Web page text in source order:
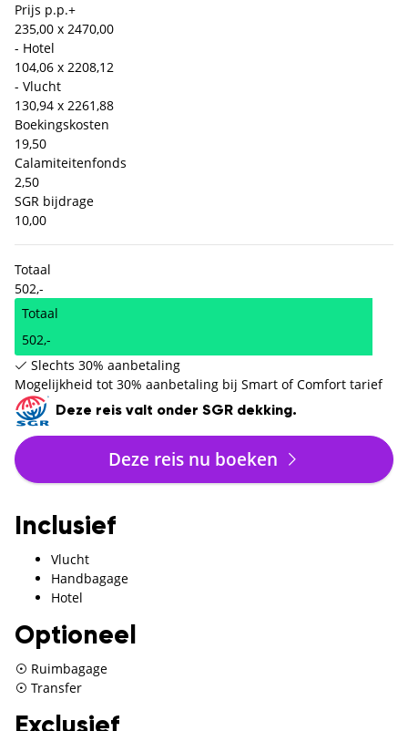
Prijs p.p.+
235,00 x 2470,00
- Hotel
104,06 x 2208,12
- Vlucht
130,94 x 2261,88
Boekingskosten
19,50
Calamiteitenfonds
2,50
SGR bijdrage
10,00
Totaal
502,-
Totaal
502,-
Slechts 30% aanbetaling
Mogelijkheid tot 30% aanbetaling bij Smart of Comfort tarief
Deze reis valt onder SGR dekking.
Deze reis nu boeken
Inclusief
Vlucht
Handbagage
Hotel
Optioneel
Ruimbagage
Transfer